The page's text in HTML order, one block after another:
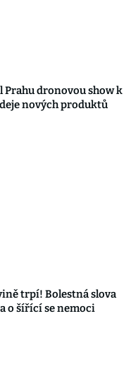
Prahu dronovou show k
nových produktů
trpí! Bolestná slova
o šířící se nemoci